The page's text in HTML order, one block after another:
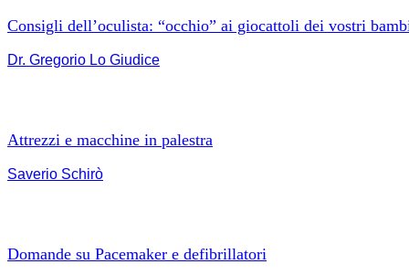
Consigli dell’oculista: “occhio” ai giocattoli dei vostri
Dr. Gregorio Lo Giudice
Attrezzi e macchine in palestra
Saverio Schirò
Domande su Pacemaker e defibrillatori